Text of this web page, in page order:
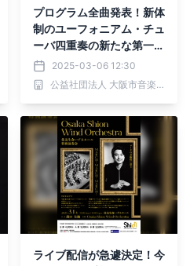
プログラム全曲発表！新体
制のユーフォニアム・チュ
ーバ四重奏の新たな第一歩
をお見逃しなく！ Osaka
Shion Wind Orchestra
「ユーフォニアム・チュー
ル」
2025-03-06 12:30
公益社団法人 大阪市音楽団
ライブ配信が急遽決定！今